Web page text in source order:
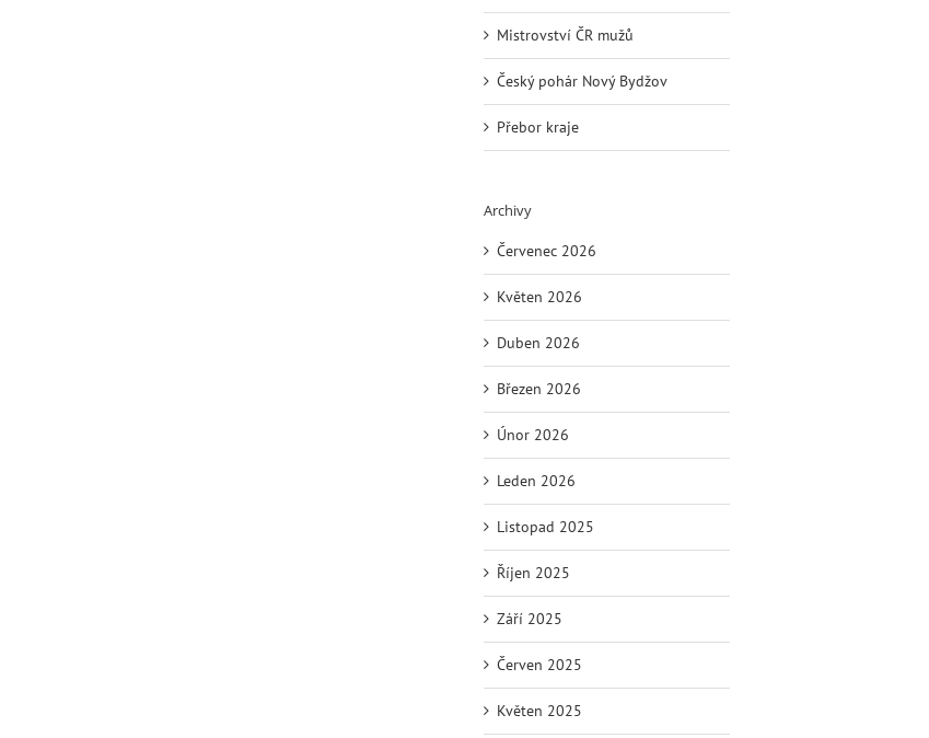
Mistrovství ČR mužů
Český pohár Nový Bydžov
Přebor kraje
Archivy
Červenec 2026
Květen 2026
Duben 2026
Březen 2026
Únor 2026
Leden 2026
Listopad 2025
Říjen 2025
Září 2025
Červen 2025
Květen 2025